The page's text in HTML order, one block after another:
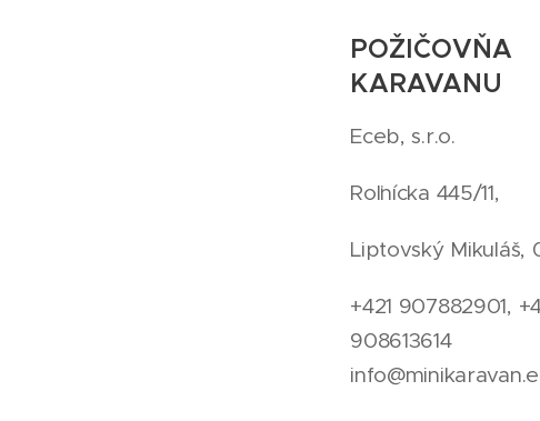
POŽIČOVŇA
KARAVANU
Eceb, s.r.o.
Roľnícka 445/11,
Liptovský Mikuláš,
+421 907882901,
908613614